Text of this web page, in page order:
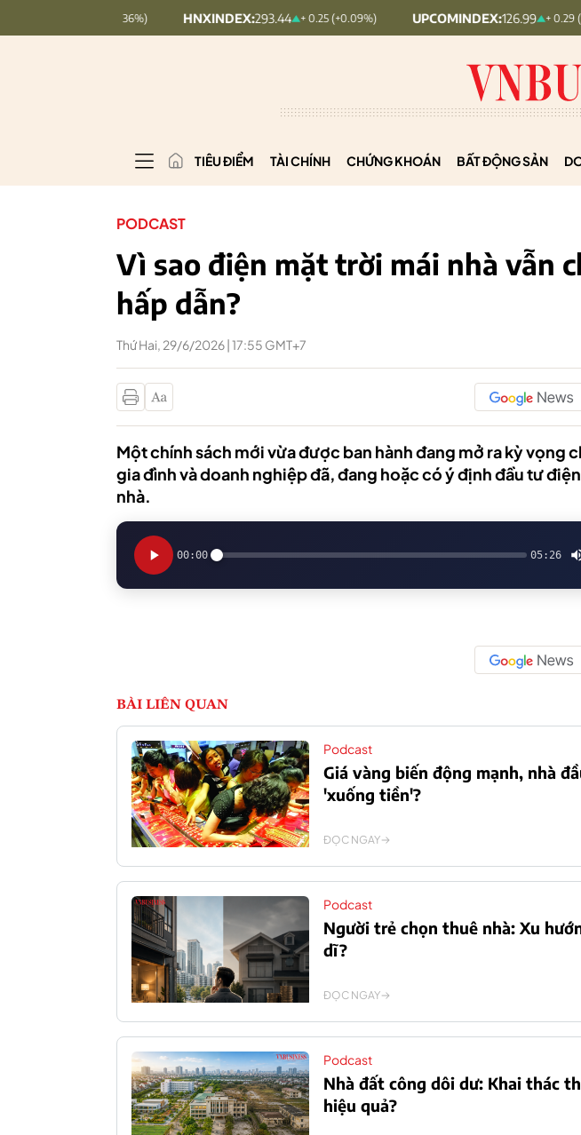
HNXINDEX: 293.44 + 0.25 (+0.09%) UPCOMINDEX:126.99 + 0.29 (+0.23%)
TIÊU ĐIỂM TÀI CHÍNH CHỨNG KHOÁN BẤT ĐỘNG SẢN
PODCAST
Vì sao điện mặt trời mái nhà vẫn
hấp dẫn?
Thứ Hai, 29/6/2026 | 17:55 GMT+7
Một chính sách mới vừa được ban hành đang mở ra kỳ vọng
gia đình và doanh nghiệp đã, đang hoặc có ý định đầu tư
nhà.
00:00 05:26
BÀI LIÊN QUAN
Podcast
Giá vàng biến động mạnh, nhà
'xuống tiền'?
ĐỌC NGAY
Podcast
Người trẻ chọn thuê nhà: Xu
dĩ?
ĐỌC NGAY
Podcast
Nhà đất công dôi dư: Khai thác
hiệu quả?